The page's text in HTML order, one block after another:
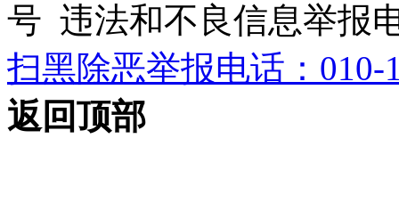
号 违法和不良信息举报
扫黑除恶举报电话：010-
返回顶部